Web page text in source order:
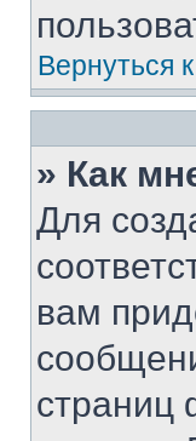
Вернуться
» Как
Для
вам
страниц